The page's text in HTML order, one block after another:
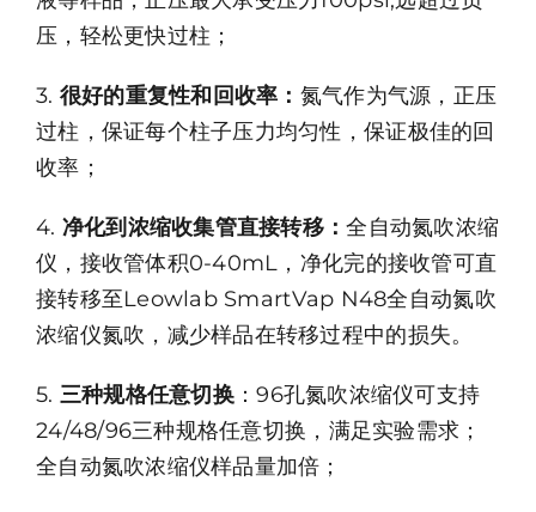
压，轻松更快过柱；
3. 很好的重复性和回收率： 氮气作为气源，正压
过柱，保证每个柱子压力均匀性，保证极佳的回
收率；
4. 净化到浓缩收集管直接转移：全自动氮吹浓缩
仪，接收管体积0-40mL，净化完的接收管可直
接转移至Leowlab SmartVap N48全自动氮吹
浓缩仪氮吹，减少样品在转移过程中的损失。
5. 三种规格任意切换：96孔氮吹浓缩仪可支持
24/48/96三种规格任意切换，满足实验需求；
全自动氮吹浓缩仪样品量加倍；